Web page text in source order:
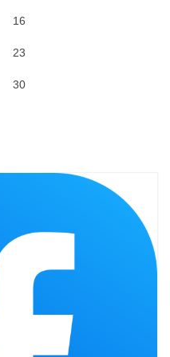
2023
16
23
30